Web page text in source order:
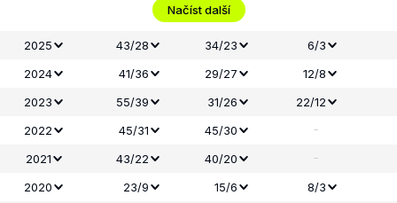
Načíst další
2025 43/28 34/23 6/3
2024
41/36 29/27
12/8
2023
55/39 31/26
22/12
2022
45/31 45/30 -
2021 43/22 40/20 -
2020 23/9 15/6
8/3